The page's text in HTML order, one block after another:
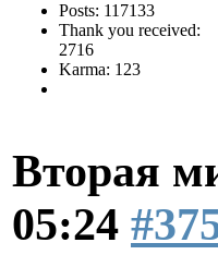
Posts: 117133
Thank you received:
2716
Karma: 123
Вторая
05:24